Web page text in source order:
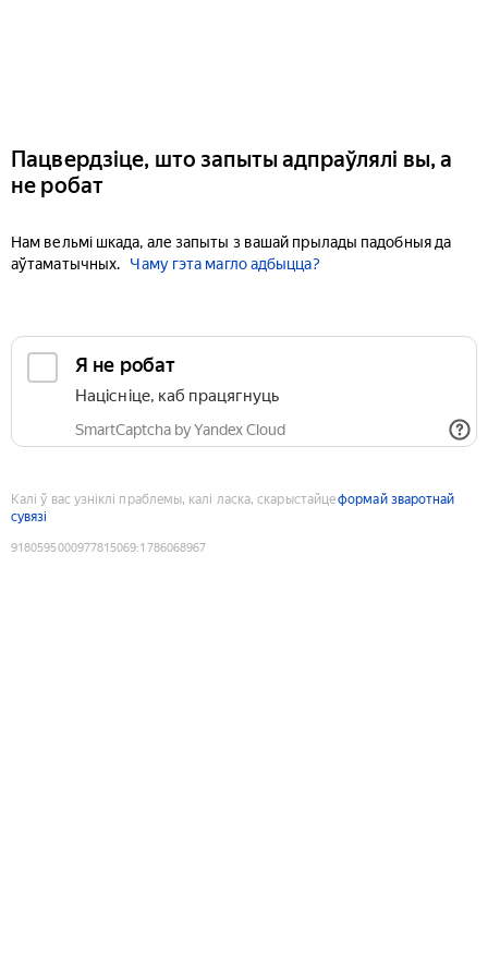
Пацвердзіце, што запыты адпраўлялі вы, а
не робат
Нам вельмі шкада, але запыты з вашай прылады падобныя да
аўтаматычных.
Чаму гэта магло адбыцца?
Я не робат
Націсніце, каб працягнуць
SmartCaptcha by Yandex Cloud
Калі ў вас узніклі праблемы, калі ласка, скарыстайцеформай зваротнай
сувязі
9180595000977815069:1786068967